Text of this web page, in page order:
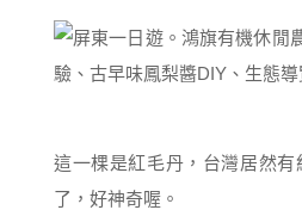
這一棵是紅毛丹，台灣居然
了，好神奇喔。